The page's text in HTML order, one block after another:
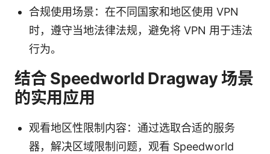
合规使用场景：在不同国家和地区使用 VPN
时，遵守当地法律法规，避免将 VPN 用于违法
行为。
结合 Speedworld Dragway 场景
的实用应用
观看地区性限制内容：通过选取合适的服务
器，解决区域限制问题，观看 Speedworld